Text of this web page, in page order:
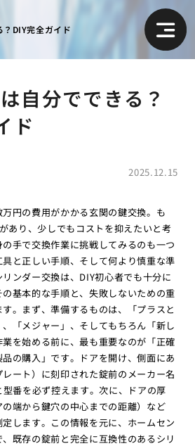
DIY完全ガイド
自分でできる？
ド
2025.12.15
円の費用がかかる玄関の鍵交換。も
あり、少しでもコストを抑えたいと考
手で交換作業に挑戦してみるのも一つ
と正しい手順、そして何より慎重な準
ンダー交換は、DIY初心者でも十分に
基本的な手順と、失敗しないための重
。まず、準備するものは、「プラスと
「メジャー」、そしてもちろん「新し
を始める前に、最も重要なのが「正確
の購入」です。ドアを開け、側面にあ
ート）に刻印された錠前のメーカー名
型番を必ず控えます。次に、ドアの厚
端から鍵穴の中心までの距離）など
します。この情報を元に、ホームセン
既存の錠前と完全に互換性のあるシリ